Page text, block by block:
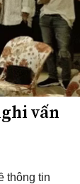
vấn
thông tin